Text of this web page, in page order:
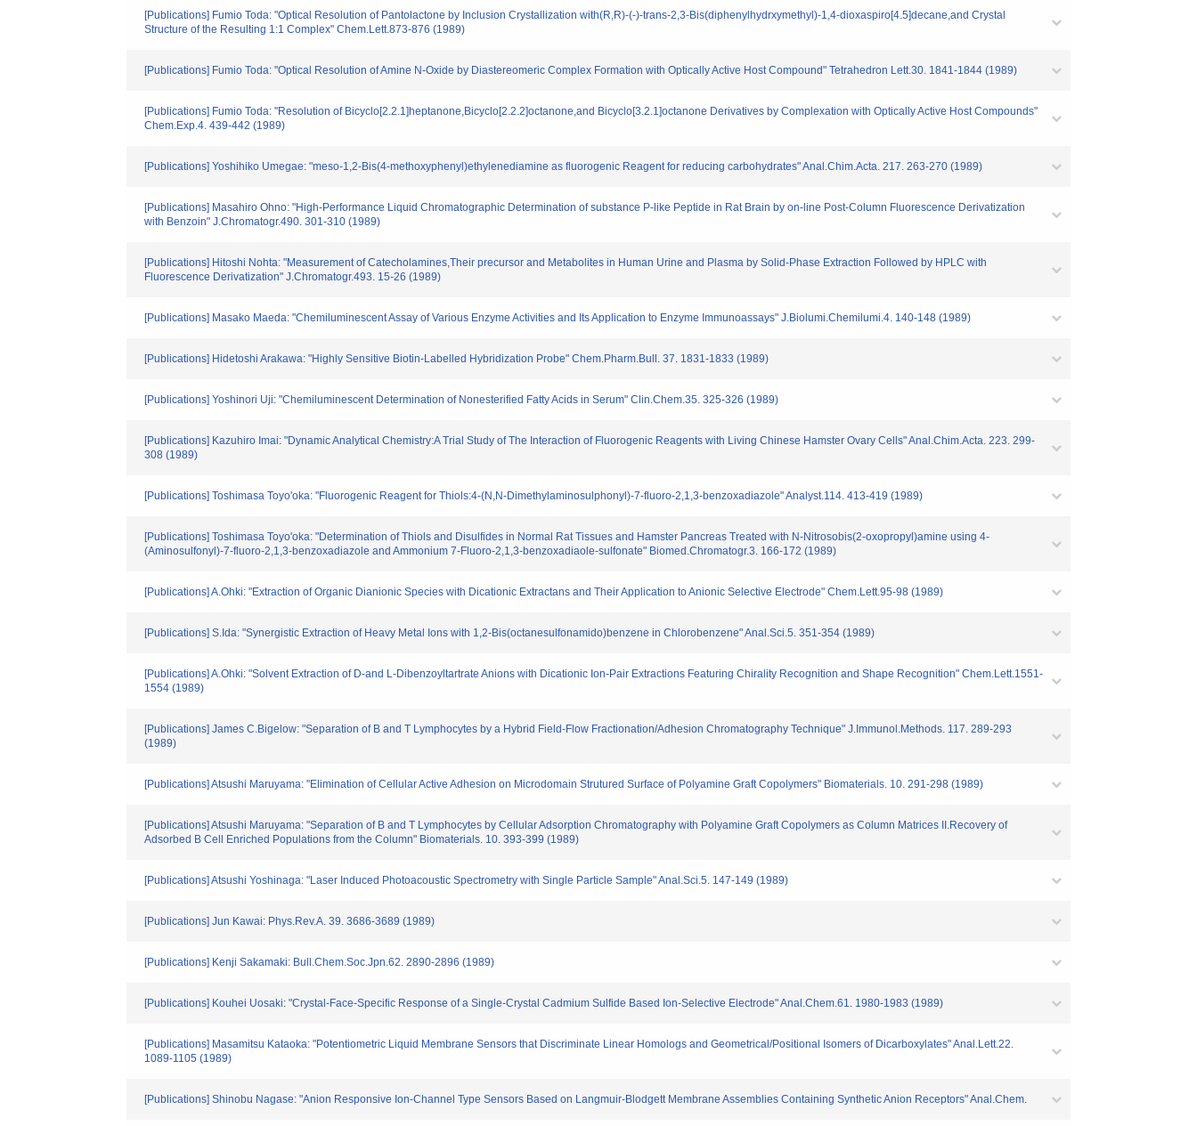
[Publications] Fumio Toda: "Optical Resolution of Pantolactone by Inclusion Crystallization with(R,R)-(-)-trans-2,3-Bis(diphenylhydrxymethyl)-1,4-dioxaspiro[4.5]decane,and Crystal
Structure of the Resulting 1:1 Complex" Chem.Lett.873-876 (1989)
[Publications] Fumio Toda: "Optical Resolution of Amine N-Oxide by Diastereomeric Complex Formation with Optically Active Host Compound" Tetrahedron Lett.30. 1841-1844 (1989)
[Publications] Fumio Toda: "Resolution of Bicyclo[2.2.1]heptanone,Bicyclo[2.2.2]octanone,and Bicyclo[3.2.1]octanone Derivatives by Complexation with Optically Active Host Compounds"
Chem.Exp.4. 439-442 (1989)
[Publications] Yoshihiko Umegae: "meso-1,2-Bis(4-methoxyphenyl)ethylenediamine as fluorogenic Reagent for reducing carbohydrates" Anal.Chim.Acta. 217. 263-270 (1989)
[Publications] Masahiro Ohno: "High-Performance Liquid Chromatographic Determination of substance P-like Peptide in Rat Brain by on-line Post-Column Fluorescence Derivatization
with Benzoin" J.Chromatogr.490. 301-310 (1989)
[Publications] Hitoshi Nohta: "Measurement of Catecholamines,Their precursor and Metabolites in Human Urine and Plasma by Solid-Phase Extraction Followed by HPLC with
Fluorescence Derivatization" J.Chromatogr.493. 15-26 (1989)
[Publications] Masako Maeda: "Chemiluminescent Assay of Various Enzyme Activities and Its Application to Enzyme Immunoassays" J.Biolumi.Chemilumi.4. 140-148 (1989)
[Publications] Hidetoshi Arakawa: "Highly Sensitive Biotin-Labelled Hybridization Probe" Chem.Pharm.Bull. 37. 1831-1833 (1989)
[Publications] Yoshinori Uji: "Chemiluminescent Determination of Nonesterified Fatty Acids in Serum" Clin.Chem.35. 325-326 (1989)
[Publications] Kazuhiro Imai: "Dynamic Analytical Chemistry:A Trial Study of The Interaction of Fluorogenic Reagents with Living Chinese Hamster Ovary Cells" Anal.Chim.Acta. 223. 299-
308 (1989)
[Publications] Toshimasa Toyo'oka: "Fluorogenic Reagent for Thiols:4-(N,N-Dimethylaminosulphonyl)-7-fluoro-2,1,3-benzoxadiazole" Analyst.114. 413-419 (1989)
[Publications] Toshimasa Toyo'oka: "Determination of Thiols and Disulfides in Normal Rat Tissues and Hamster Pancreas Treated with N-Nitrosobis(2-oxopropyl)amine using 4-
(Aminosulfonyl)-7-fluoro-2,1,3-benzoxadiazole and Ammonium 7-Fluoro-2,1,3-benzoxadiaole-sulfonate" Biomed.Chromatogr.3. 166-172 (1989)
[Publications] A.Ohki: "Extraction of Organic Dianionic Species with Dicationic Extractans and Their Application to Anionic Selective Electrode" Chem.Lett.95-98 (1989)
[Publications] S.Ida: "Synergistic Extraction of Heavy Metal Ions with 1,2-Bis(octanesulfonamido)benzene in Chlorobenzene" Anal.Sci.5. 351-354 (1989)
[Publications] A.Ohki: "Solvent Extraction of D-and L-Dibenzoyltartrate Anions with Dicationic Ion-Pair Extractions Featuring Chirality Recognition and Shape Recognition" Chem.Lett.1551-
1554 (1989)
[Publications] James C.Bigelow: "Separation of B and T Lymphocytes by a Hybrid Field-Flow Fractionation/Adhesion Chromatography Technique" J.Immunol.Methods. 117. 289-293
(1989)
[Publications] Atsushi Maruyama: "Elimination of Cellular Active Adhesion on Microdomain Strutured Surface of Polyamine Graft Copolymers" Biomaterials. 10. 291-298 (1989)
[Publications] Atsushi Maruyama: "Separation of B and T Lymphocytes by Cellular Adsorption Chromatography with Polyamine Graft Copolymers as Column Matrices II.Recovery of
Adsorbed B Cell Enriched Populations from the Column" Biomaterials. 10. 393-399 (1989)
[Publications] Atsushi Yoshinaga: "Laser Induced Photoacoustic Spectrometry with Single Particle Sample" Anal.Sci.5. 147-149 (1989)
[Publications] Jun Kawai: Phys.Rev.A. 39. 3686-3689 (1989)
[Publications] Kenji Sakamaki: Bull.Chem.Soc.Jpn.62. 2890-2896 (1989)
[Publications] Kouhei Uosaki: "Crystal-Face-Specific Response of a Single-Crystal Cadmium Sulfide Based Ion-Selective Electrode" Anal.Chem.61. 1980-1983 (1989)
[Publications] Masamitsu Kataoka: "Potentiometric Liquid Membrane Sensors that Discriminate Linear Homologs and Geometrical/Positional Isomers of Dicarboxylates" Anal.Lett.22.
1089-1105 (1989)
[Publications] Shinobu Nagase: "Anion Responsive Ion-Channel Type Sensors Based on Langmuir-Blodgett Membrane Assemblies Containing Synthetic Anion Receptors" Anal.Chem.